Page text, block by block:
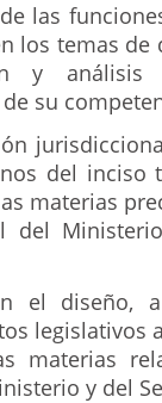
las
los temas
y
su
del inciso
materias
del
el diseño,
legislativos
materias
y del